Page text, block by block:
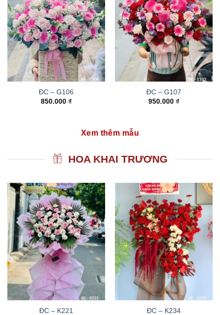
ĐC – G106
850.000 ₫
ĐC – G107
950.000 ₫
Xem thêm mẫu
HOA KHAI TRƯƠNG
ĐC – K221
ĐC – K234